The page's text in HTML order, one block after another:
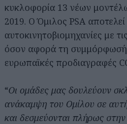
κυκλοφορία 13 νέων
2019. Ο Όμιλος PSA αποτελεί
αυτοκινητοβιομηχανίες με
όσον αφορά τη συμμόρφωσή
ευρωπαϊκές προδιαγραφές
“Οι ομάδες μας δουλεύουν
ανάκαμψη του Ομίλου σε
και δεσμεύονται πλήρως